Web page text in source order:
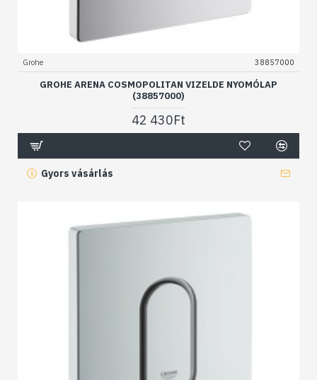
Grohe 38857000
GROHE ARENA COSMOPOLITAN VIZELDE NYOMÓLAP
(38857000)
42 430Ft
Gyors vásárlás